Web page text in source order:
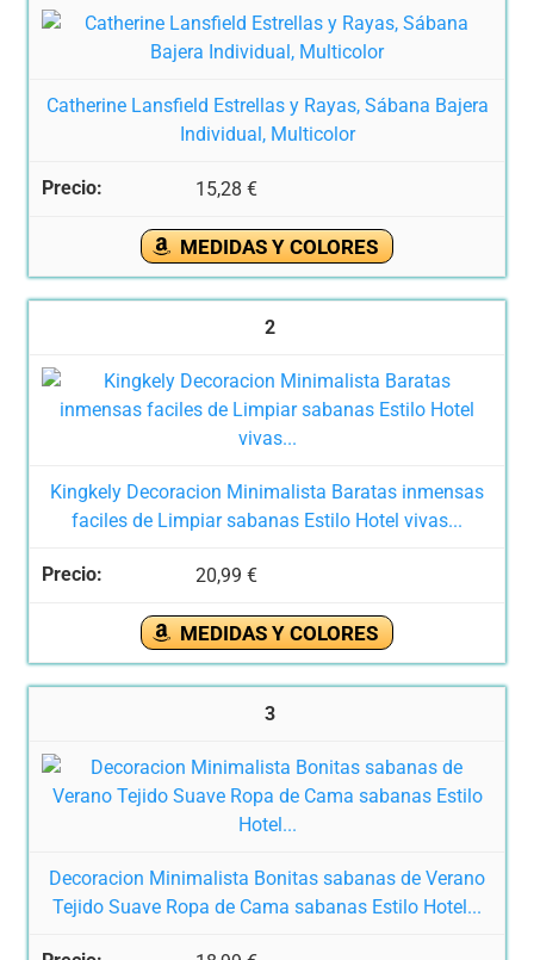
Catherine Lansfield Estrellas y Rayas, Sábana Bajera
Individual, Multicolor
15,28 €
MEDIDAS Y COLORES
2
Kingkely Decoracion Minimalista Baratas inmensas
faciles de Limpiar sabanas Estilo Hotel vivas...
20,99 €
MEDIDAS Y COLORES
3
Decoracion Minimalista Bonitas sabanas de Verano
Tejido Suave Ropa de Cama sabanas Estilo Hotel...